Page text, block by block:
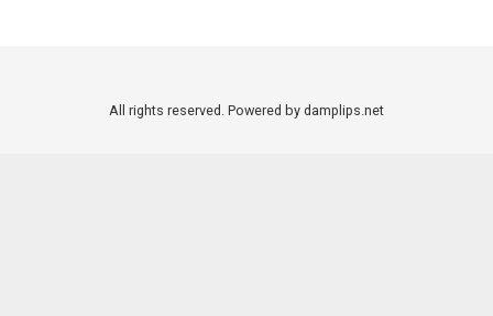
All rights reserved. Powered by damplips.net